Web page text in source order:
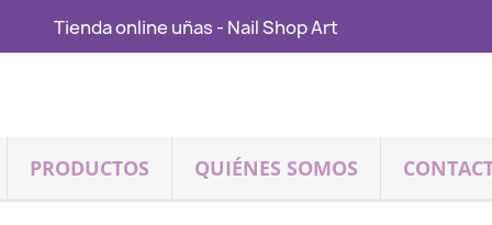
Tienda online uñas - Nail Shop Art
PRODUCTOS
QUIÉNES SOMOS